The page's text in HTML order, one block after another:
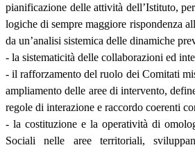
pianificazione delle attività dell’Istituto,
logiche di sempre maggiore rispondenza
da un’analisi sistemica delle dinamiche
- la sistematicità delle collaborazioni ed
- il rafforzamento del ruolo dei Comitati
ampliamento delle aree di intervento,
regole di interazione e raccordo coerenti
- la costituzione e la operatività di
Sociali nelle aree territoriali,